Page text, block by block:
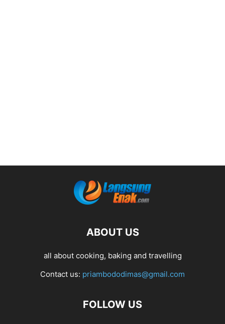
ABOUT US
all about cooking, baking and travelling
Contact us: priambododimas@gmail.com
FOLLOW US